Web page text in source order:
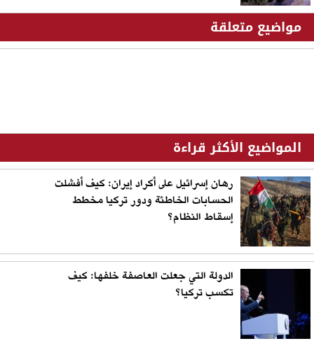
مواضيع متعلقة
المواضيع الأكثر قراءة
رهان إسرائيل على أكراد إيران: كيف أفشلت
الحسابات الخاطئة ودور تركيا مخطط
إسقاط النظام؟
الدولة التي جعلت العاصفة خلفها: كيف
تكسب تركيا؟